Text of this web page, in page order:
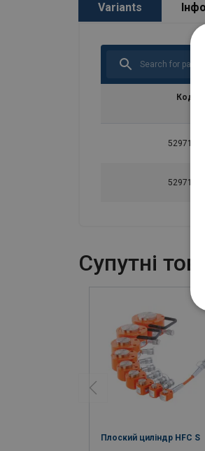
Variants
Код
Cупутні
Плоский циліндр HFC S